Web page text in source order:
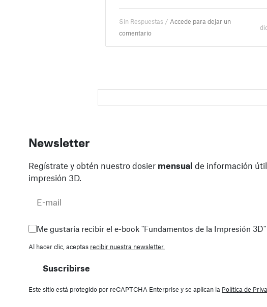
Sin Respuestas /Accede para dejar un
comentario
Newsletter
Regístrate y obtén nuestro dosier mensual de información
impresión 3D.
Me gustaría recibir el e-book "Fundamentos de la Impresión
Al hacer clic, aceptas recibir nuestra newsletter.
Suscribirse
Este sitio está protegido por reCAPTCHA Enterprise y se aplican la Política de